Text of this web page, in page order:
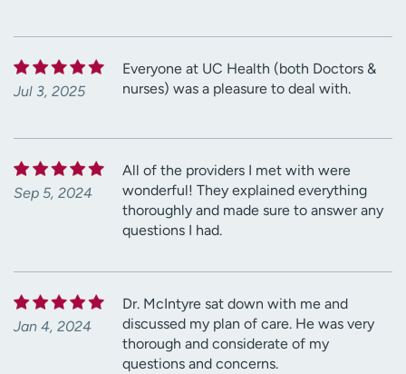
Jul 3, 2025
Everyone at UC Health (both Doctors &
nurses) was a pleasure to deal with.
Sep 5, 2024
All of the providers I met with were
wonderful! They explained everything
thoroughly and made sure to answer any
questions I had.
Jan 4, 2024
Dr. McIntyre sat down with me and
discussed my plan of care. He was very
thorough and considerate of my
questions and concerns.